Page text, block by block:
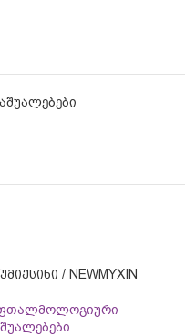
/ NEWMYXIN